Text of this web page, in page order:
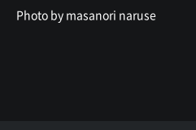
Photo by masanori naruse